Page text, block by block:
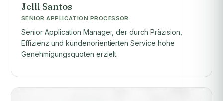
Jelli Santos
SENIOR APPLICATION PROCESSOR
Senior Application Manager, der durch Präzision,
Effizienz und kundenorientierten Service hohe
Genehmigungsquoten erzielt.